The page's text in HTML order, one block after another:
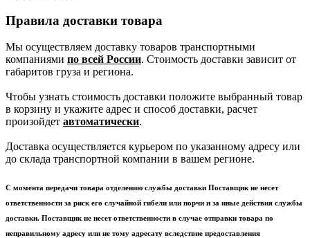
Правила доставки товара
Мы осуществляем доставку товаров транспортными
компаниями по всей России. Стоимость доставки зависит от
габаритов груза и региона.
Чтобы узнать стоимость доставки положите выбранный товар
в корзину и укажите адрес и способ доставки, расчет
произойдет автоматически.
Доставка осуществляется курьером по указанному адресу или
до склада транспортной компании в вашем регионе.
С момента передачи товара отделению службы доставки Поставщик не несет
ответственности за риск его случайной гибели или порчи и за иные действия службы
доставки. Поставщик не несет ответственности в случае отправки товара по
неправильному адресу или не тому адресату вследствие предоставления